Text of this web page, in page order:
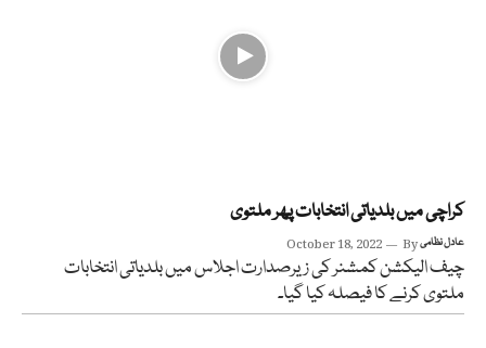
کراچی میں بلدیاتی انتخابات پھر ملتوی
October 18, 2022 Byعادل نظامی
چیف الیکشن کمشنر کی زیرصدارت اجلاس میں بلدیاتی انتخابات
ملتوی کرنے کا فیصلہ کیا گیا۔